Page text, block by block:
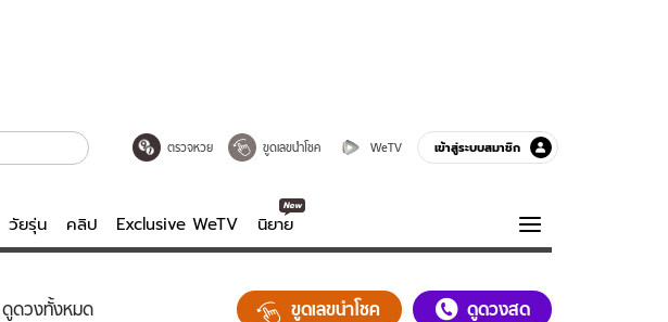
ตรวจหวย ขูดเลขนำโชค WeTV เข้าสู่ระบบสมาชิก
วัยรุ่น คลิป Exclusive WeTV นิยาย
ความรู้รอบตัว
ดูดวงทั้งหมด ขูดเลขนำโชค ดูดวงสด